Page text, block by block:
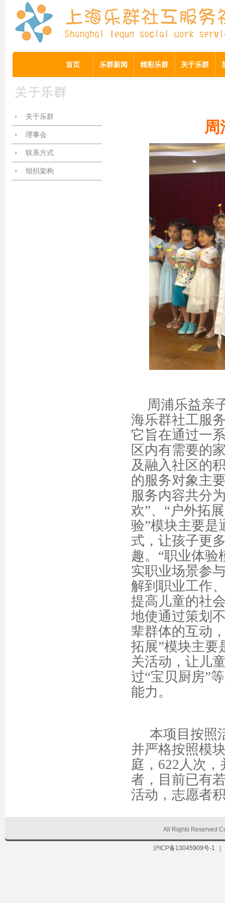
首页 乐群新闻 精彩乐群 关于乐群
关于乐群
理事会
联系方式
组织架构
周
周浦乐益亲
海乐群社工服
它旨在通过一
区内有需要的
及融入社区的
的服务对象主
服务内容共分
欢”、“户外拓
验”模块主要是
式，让孩子更
趣。“职业体验
实职业场景参
解到职业工作
提高儿童的社
地使通过策划
辈群体的互动
拓展”模块主要
关活动，让儿
过“宝贝厨房”
能力。
本项目按照
并严格按照模
庭， 622 人次，
者，目前已有
活动，志愿者
All Rights Reserved
沪ICP备13045909号-1